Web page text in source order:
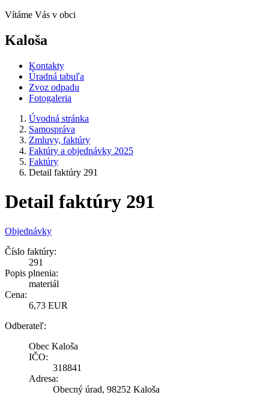
Vítáme Vás v obci
Kaloša
Kontakty
Úradná tabuľa
Zvoz odpadu
Fotogaleria
Úvodná stránka
Samospráva
Zmluvy, faktúry
Faktúry a objednávky 2025
Faktúry
Detail faktúry 291
Detail faktúry 291
Objednávky
Číslo faktúry:
291
Popis plnenia:
materiál
Cena:
6,73 EUR
Odberateľ:
Obec Kaloša
IČO:
318841
Adresa:
Obecný úrad, 98252 Kaloša